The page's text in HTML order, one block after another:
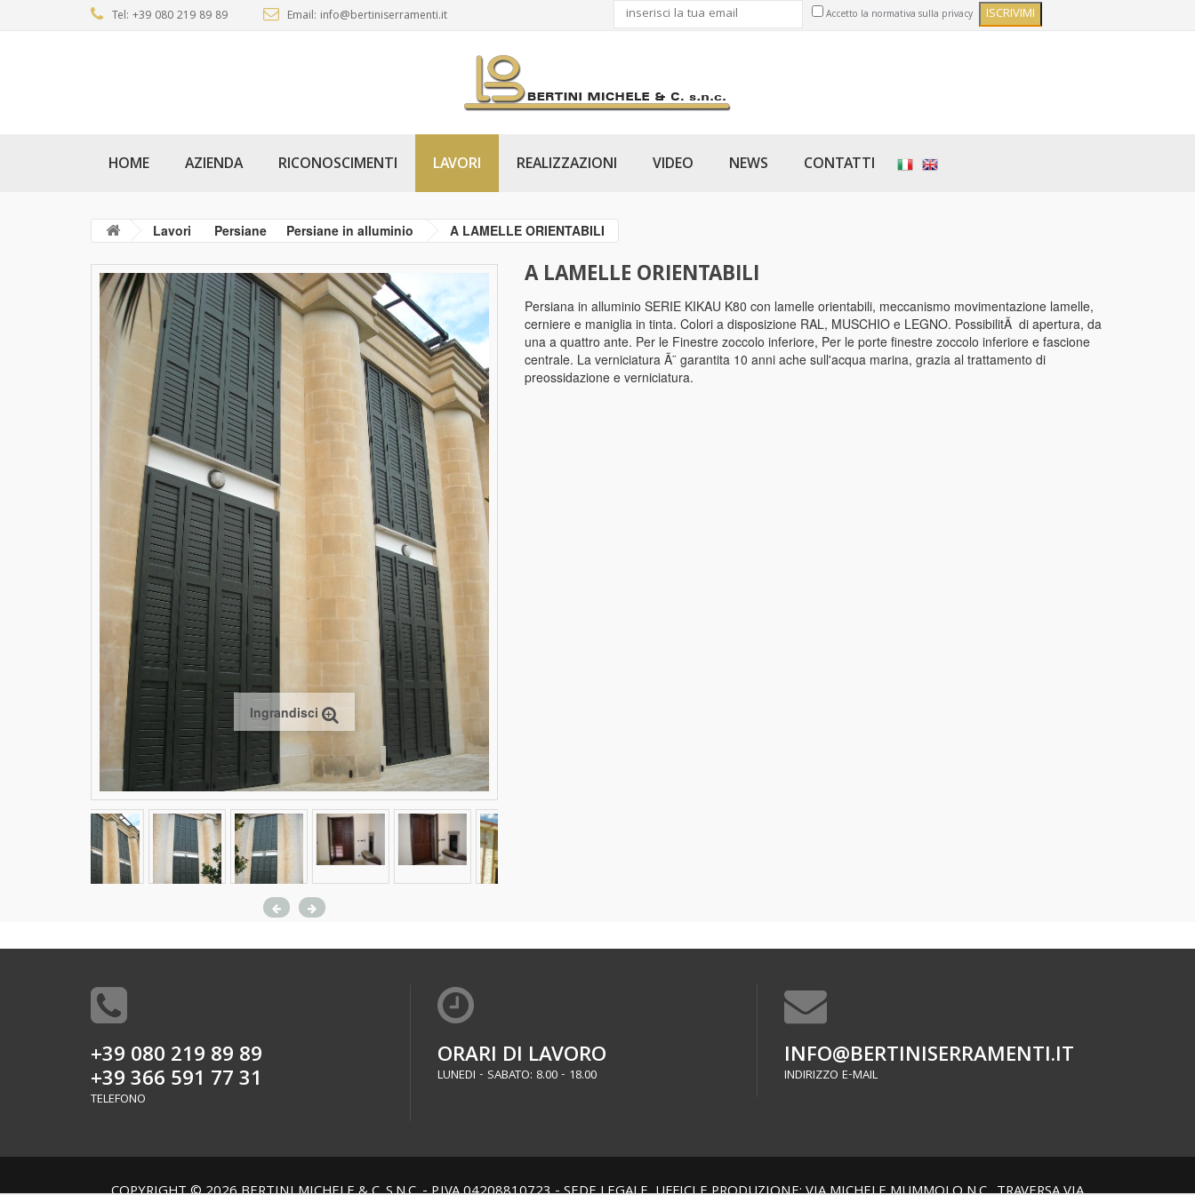
Tel: +39 080 219 89 89 Email: info@bertiniserramenti.it Accetto la normativa sulla privacy
HOME AZIENDA RICONOSCIMENTI LAVORI REALIZZAZIONI VIDEO NEWS CONTATTI
Lavori Persiane Persiane in alluminio A LAMELLE ORIENTABILI
Ingrandisci
A LAMELLE ORIENTABILI
Persiana in alluminio SERIE KIKAU K80 con lamelle orientabili, meccanismo movimentazione lamelle,
cerniere e maniglia in tinta. Colori a disposizione RAL, MUSCHIO e LEGNO. PossibilitÃ di apertura, da
una a quattro ante. Per le Finestre zoccolo inferiore, Per le porte finestre zoccolo inferiore e fascione
centrale. La verniciatura Ã¨ garantita 10 anni ache sull'acqua marina, grazia al trattamento di
preossidazione e verniciatura.
+39 080 219 89 89
+39 366 591 77 31
TELEFONO
ORARI DI LAVORO
LUNEDI - SABATO: 8.00 - 18.00
INFO@BERTINISERRAMENTI.IT
INDIRIZZO E-MAIL